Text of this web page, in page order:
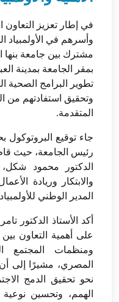
في إطار تعزيز
وأسرهم في الأولمبياد
مشترك بين جامعة بنها
بمقر الجامعة بمدينة
تطوير البرامج الصحية
وتحقيق استفادتهم من
المتقدمة.
جاء توقيع البروتوكول
رئيس الجامعة، حيث قام
الدكتور محمود
والابتكار وريادة
المدير الوطني
أكد الأستاذ الدكتور
على أهمية التعاون بين
ومنظمات المجتمع
المصري، مشيرًا إلى
نحو تحقيق الدمج
الهمم، وتحسين